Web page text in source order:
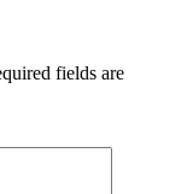
fields are